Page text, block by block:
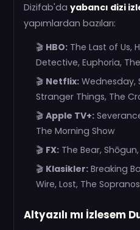
Dizifab'da yabancı dizi
yapımlardan bazıları:
🎬 HBO: The Last of Us,
Detective, Euphoria,
🎬 Netflix: Wednesday,
Stranger Things, The
🎬 Apple TV+:
The Morning Show
🎬 FX: The Bear,
🎬 Klasikler: Breaking
Wire, Lost, The Sopranos
Altyazılı mı İzlesem